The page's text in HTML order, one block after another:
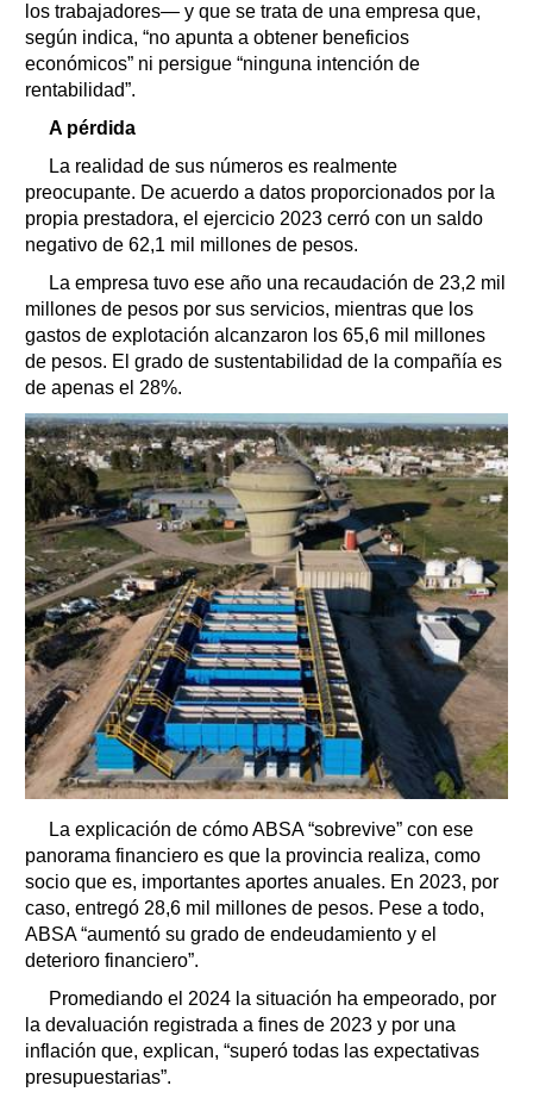
los trabajadores— y que se trata de una empresa que,
según indica, “no apunta a obtener beneficios
económicos” ni persigue “ninguna intención de
rentabilidad”.
A pérdida
La realidad de sus números es realmente
preocupante. De acuerdo a datos proporcionados por la
propia prestadora, el ejercicio 2023 cerró con un saldo
negativo de 62,1 mil millones de pesos.
La empresa tuvo ese año una recaudación de 23,2 mil
millones de pesos por sus servicios, mientras que los
gastos de explotación alcanzaron los 65,6 mil millones
de pesos. El grado de sustentabilidad de la compañía es
de apenas el 28%.
La explicación de cómo ABSA “sobrevive” con ese
panorama financiero es que la provincia realiza, como
socio que es, importantes aportes anuales. En 2023, por
caso, entregó 28,6 mil millones de pesos. Pese a todo,
ABSA “aumentó su grado de endeudamiento y el
deterioro financiero”.
Promediando el 2024 la situación ha empeorado, por
la devaluación registrada a fines de 2023 y por una
inflación que, explican, “superó todas las expectativas
presupuestarias”.